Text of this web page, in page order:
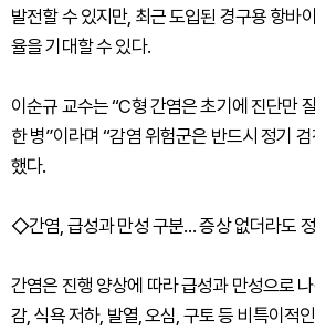
발전할 수 있지만, 최근 도입된 경구용 항바
율을 기대할 수 있다.
이순규 교수는 “C형 간염은 초기에 진단만
한 병”이라며 “감염 위험군은 반드시 정기
했다.
◇간염, 급성과 만성 구분… 증상 없더라도
간염은 진행 양상에 따라 급성과 만성으로
감, 식욕 저하, 발열, 오심, 구토 등 비특이적